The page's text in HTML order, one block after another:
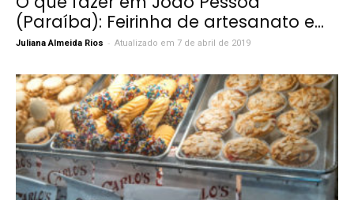
(Paraíba): Feirinha de artesanato e...
Juliana Almeida Rios - Atualizado em 7 de abril de 2019